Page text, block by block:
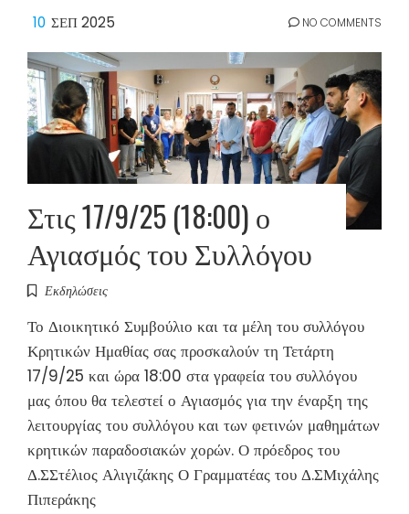
10 ΣΕΠ 2025 NO COMMENTS
Στις 17/9/25 (18:00) ο
Αγιασμός του Συλλόγου
Εκδηλώσεις
Το Διοικητικό Συμβούλιο και τα μέλη του συλλόγου
Κρητικών Ημαθίας σας προσκαλούν τη Τετάρτη
17/9/25 και ώρα 18:00 στα γραφεία του συλλόγου
μας όπου θα τελεστεί ο Αγιασμός για την έναρξη της
λειτουργίας του συλλόγου και των φετινών μαθημάτων
κρητικών παραδοσιακών χορών. Ο πρόεδρος του
Δ.ΣΣτέλιος Αλιγιζάκης Ο Γραμματέας του Δ.ΣΜιχάλης
Πιπεράκης